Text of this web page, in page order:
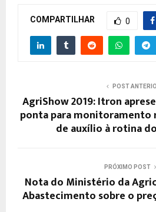
COMPARTILHAR 0
POST
AgriShow 2019: Itron
ponta para monitoramento
de auxílio à rotina
PRÓXIMO POST
Nota do Ministério da
Abastecimento sobre o